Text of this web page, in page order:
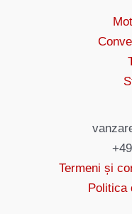
Termeni și
Politica